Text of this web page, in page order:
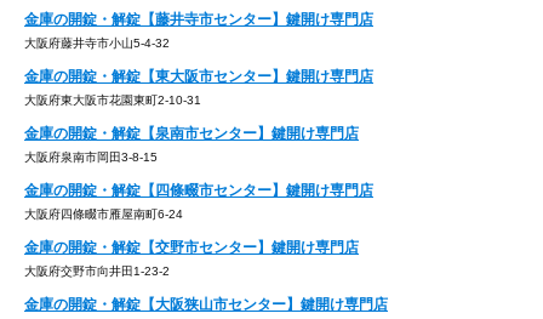
金庫の開錠・解錠【藤井寺市センター】鍵開け専門店
大阪府藤井寺市小山5-4-32
金庫の開錠・解錠【東大阪市センター】鍵開け専門店
大阪府東大阪市花園東町2-10-31
金庫の開錠・解錠【泉南市センター】鍵開け専門店
大阪府泉南市岡田3-8-15
金庫の開錠・解錠【四條畷市センター】鍵開け専門店
大阪府四條畷市雁屋南町6-24
金庫の開錠・解錠【交野市センター】鍵開け専門店
大阪府交野市向井田1-23-2
金庫の開錠・解錠【大阪狭山市センター】鍵開け専門店